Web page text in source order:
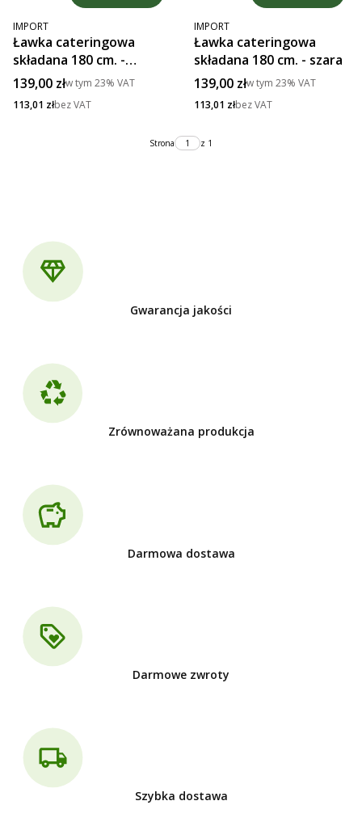
PRODUCENT
IMPORT
Ławka cateringowa
składana 180 cm. -
brązowa
Cena brutto
139,00 złw tym 23% VAT
Cena netto
113,01 złbez VAT
PRODUCENT
IMPORT
Ławka cateringowa
składana 180 cm. - szara
Cena brutto
139,00 złw tym 23% VAT
Cena netto
113,01 złbez VAT
Strona z 1
Gwarancja jakości
Zrównoważana produkcja
Darmowa dostawa
Darmowe zwroty
Szybka dostawa